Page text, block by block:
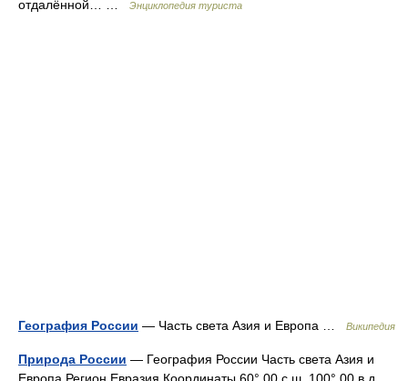
отдалённой… …
Энциклопедия туриста
География России — Часть света Азия и Европа … Википедия
Природа России — География России Часть света Азия и